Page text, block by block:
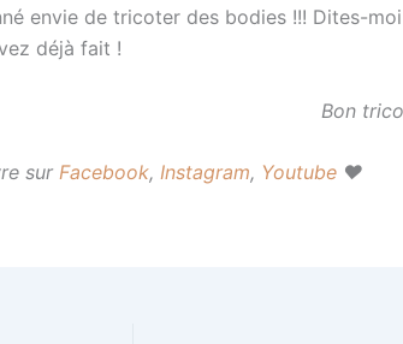
envie de tricoter des bodies !!! Dites-
déjà fait !
Bon
sur Facebook, Instagram, Youtube♥